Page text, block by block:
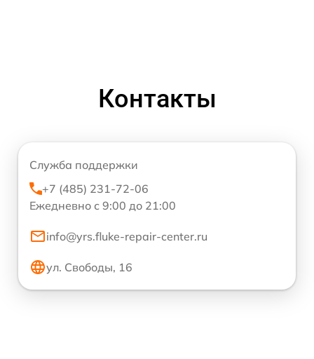
Контакты
Служба поддержки
+7 (485) 231-72-06
Ежедневно с 9:00 до 21:00
info@yrs.fluke-repair-center.ru
ул. Свободы, 16